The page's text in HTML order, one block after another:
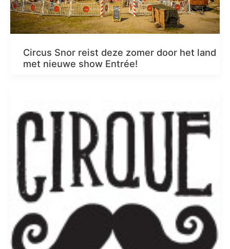
Circus Snor reist deze zomer door het land
met nieuwe show Entrée!